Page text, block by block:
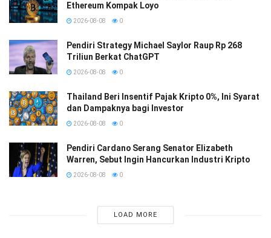
Ethereum Kompak Loyo
2026-08-08 0
Pendiri Strategy Michael Saylor Raup Rp 268
Triliun Berkat ChatGPT
2026-08-08 0
Thailand Beri Insentif Pajak Kripto 0%, Ini Syarat
dan Dampaknya bagi Investor
2026-08-08 0
Pendiri Cardano Serang Senator Elizabeth
Warren, Sebut Ingin Hancurkan Industri Kripto
2026-08-08 0
LOAD MORE